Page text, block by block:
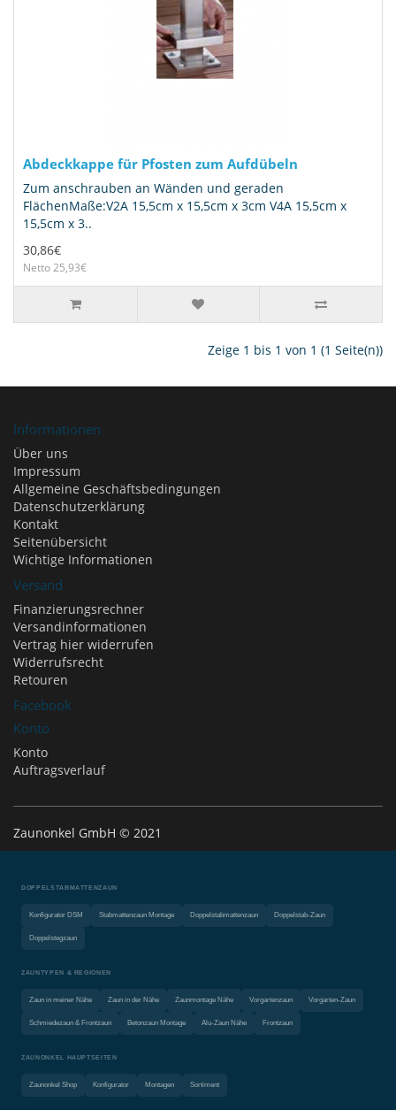
Abdeckkappe für Pfosten zum Aufdübeln
Zum anschrauben an Wänden und geraden
FlächenMaße:V2A 15,5cm x 15,5cm x 3cm V4A 15,5cm x
15,5cm x 3..
30,86€
Netto 25,93€
Zeige 1 bis 1 von 1 (1 Seite(n))
Informationen
Über uns
Impressum
Allgemeine Geschäftsbedingungen
Datenschutzerklärung
Kontakt
Seitenübersicht
Wichtige Informationen
Versand
Finanzierungsrechner
Versandinformationen
Vertrag hier widerrufen
Widerrufsrecht
Retouren
Facebook
Konto
Konto
Auftragsverlauf
Zaunonkel GmbH © 2021
DOPPELSTABMATTENZAUN
Konfigurator DSM Stabmattenzaun Montage Doppelstabmattenzaun Doppelstab-Zaun
Doppelstegzaun
ZAUNTYPEN & REGIONEN
Zaun in meiner Nähe Zaun in der Nähe Zaunmontage Nähe Vorgartenzaun Vorgarten-Zaun
Schmiedezaun & Frontzaun Betonzaun Montage Alu-Zaun Nähe Frontzaun
ZAUNONKEL HAUPTSEITEN
Zaunonkel Shop Konfigurator Montagen Sortiment